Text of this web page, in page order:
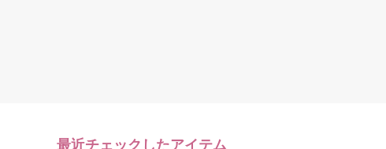
最近チェックしたアイテム